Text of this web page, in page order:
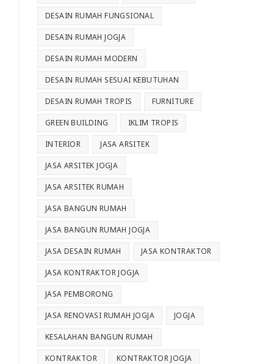
DESAIN RUMAH FUNGSIONAL
DESAIN RUMAH JOGJA
DESAIN RUMAH MODERN
DESAIN RUMAH SESUAI KEBUTUHAN
DESAIN RUMAH TROPIS FURNITURE
GREEN BUILDING IKLIM TROPIS
INTERIOR JASA ARSITEK
JASA ARSITEK JOGJA
JASA ARSITEK RUMAH
JASA BANGUN RUMAH
JASA BANGUN RUMAH JOGJA
JASA DESAIN RUMAH JASA KONTRAKTOR
JASA KONTRAKTOR JOGJA
JASA PEMBORONG
JASA RENOVASI RUMAH JOGJA JOGJA
KESALAHAN BANGUN RUMAH
KONTRAKTOR KONTRAKTOR JOGJA